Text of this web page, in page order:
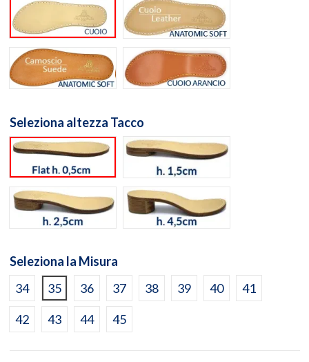
Suola cuoio naturale
Suola Anatomic Soft
Suola Anatomic Memory Soft Camoscio
Suola Cuoio Arancione
Seleziona altezza Tacco
flat h. 0,5cm
h. 1,5cm
h. 2,5cm h. 4,5cm
Seleziona la Misura
34
35 36 37 38 39 40 41
42 43 44 45